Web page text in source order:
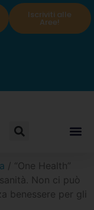
Iscriviti alle
Aree!
/ “One Health”
Non ci può
benessere per gli